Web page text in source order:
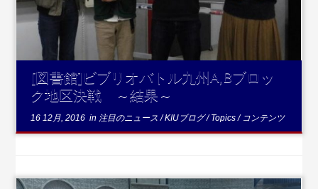
[図書館]ビブリオバトル九州A,Bブロッ
ク地区決戦 ～結果～
16 12月, 2016 in 注目のニュース/KIUブログ/Topics/ コンテンツ